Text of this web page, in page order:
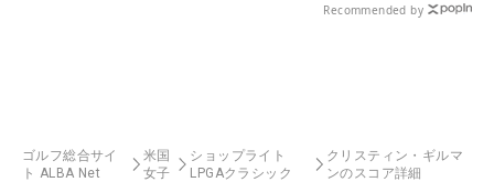
Recommended by
ゴルフ総合サイ
ト ALBA Net
米国
女子
ショップライト
LPGAクラシック
クリスティン・ギルマ
ンのスコア詳細